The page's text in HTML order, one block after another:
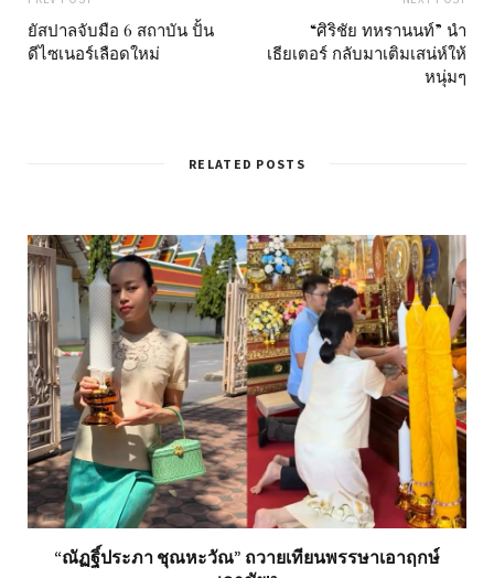
ยัสปาลจับมือ 6 สถาบัน ปั้น
ดีไซเนอร์เลือดใหม่
“ศิริชัย ทหรานนท์” นำ
เธียเตอร์ กลับมาเติมเสน่ห์ให้
หนุ่มๆ
RELATED POSTS
“ณัฏฐิ์ประภา ชุณหะวัณ” ถวายเทียนพรรษาเอาฤกษ์